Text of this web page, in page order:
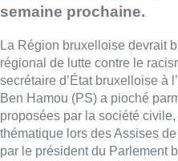
semaine prochaine.
La Région bruxelloise devrait
régional de lutte contre le
secrétaire d’État bruxelloise à
Ben Hamou (PS) a pioché
proposées par la société
thématique lors des Assises
par le président du Parlement